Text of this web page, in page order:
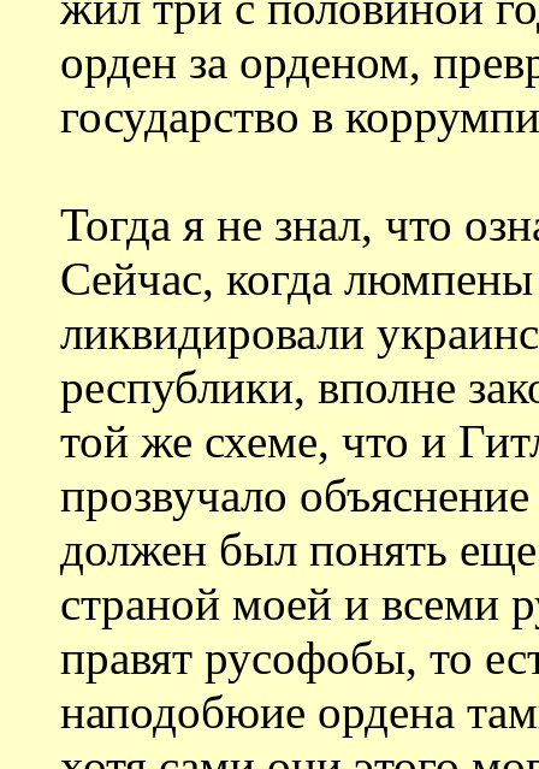
орден за орденом,
государство в
Тогда я не знал, что
Сейчас, когда
ликвидировали
республики, вполне
той же схеме, что и
прозвучало
должен был понять
страной моей и
правят русофобы, то
наподобюие ордена